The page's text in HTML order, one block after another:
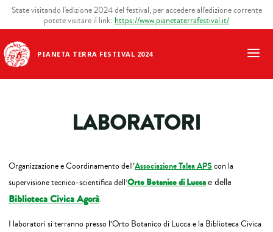
PIANETA TERRA FESTIVAL 2024
State visitando l'edizione 2024 del festival, per accedere all'edizione corrente
potete visitare il link: https://www.pianetaterrafestival.it/
LABORATORI
Organizzazione e Coordinamento dell’Associazione Talea APScon la
supervisione tecnico-scientifica dell’Orto Botanico di Luccae della
Biblioteca Civica Agorà.
I laboratori si terranno presso l’Orto Botanico di Lucca e la Biblioteca Civica